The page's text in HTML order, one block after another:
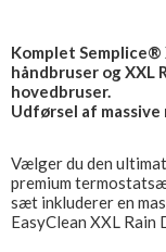
Komplet Semplice®
håndbruser og XXL
hovedbruser.
Udførsel af
Vælger du den
premium
sæt inkluderer en
EasyClean XXL Rain